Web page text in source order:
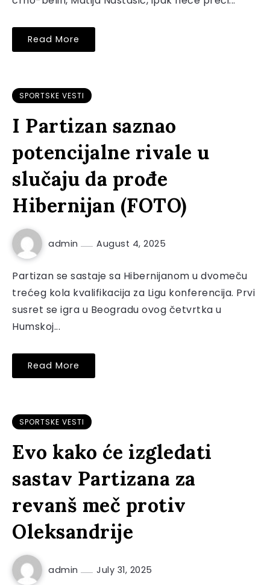
Read More
SPORTSKE VESTI
I Partizan saznao
potencijalne rivale u
slučaju da prođe
Hibernijan (FOTO)
admin August 4, 2025
Partizan se sastaje sa Hibernijanom u dvomeču
trećeg kola kvalifikacija za Ligu konferencija. Prvi
susret se igra u Beogradu ovog četvrtka u
Humskoj...
Read More
SPORTSKE VESTI
Evo kako će izgledati
sastav Partizana za
revanš meč protiv
Oleksandrije
admin July 31, 2025